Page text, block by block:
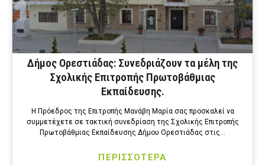
Δήμος Ορεστιάδας: Συνεδριάζουν τα μέλη της
Σχολικής Επιτροπής Πρωτοβάθμιας
Εκπαίδευσης.
Η Πρόεδρος της Επιτροπής Μανάβη Μαρία σας προσκαλεί να
συμμετέχετε σε τακτική συνεδρίαση της Σχολικής Επιτροπής
Πρωτοβάθμιας Εκπαίδευσης Δήμου Ορεστιάδας στις…
ΠΕΡΙΣΣΟΤΕΡΑ